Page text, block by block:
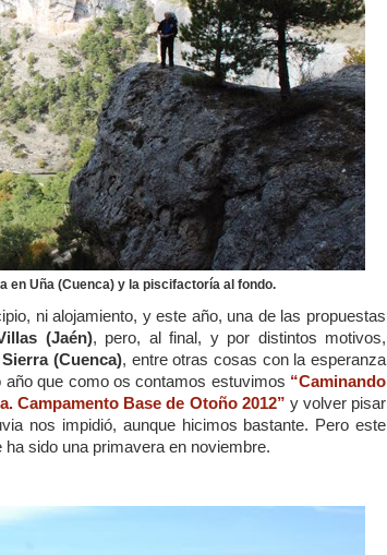
en Uña (Cuenca) y la piscifactoría al fondo.
ni alojamiento, y este año, una de las propuestas
(Jaén), pero, al final, y por distintos motivos,
(Cuenca), entre otras cosas con la esperanza
que como os contamos estuvimos “Caminando
Campamento Base de Otoño 2012” y volver pisar
nos impidió, aunque hicimos bastante. Pero este
sido una primavera en noviembre.